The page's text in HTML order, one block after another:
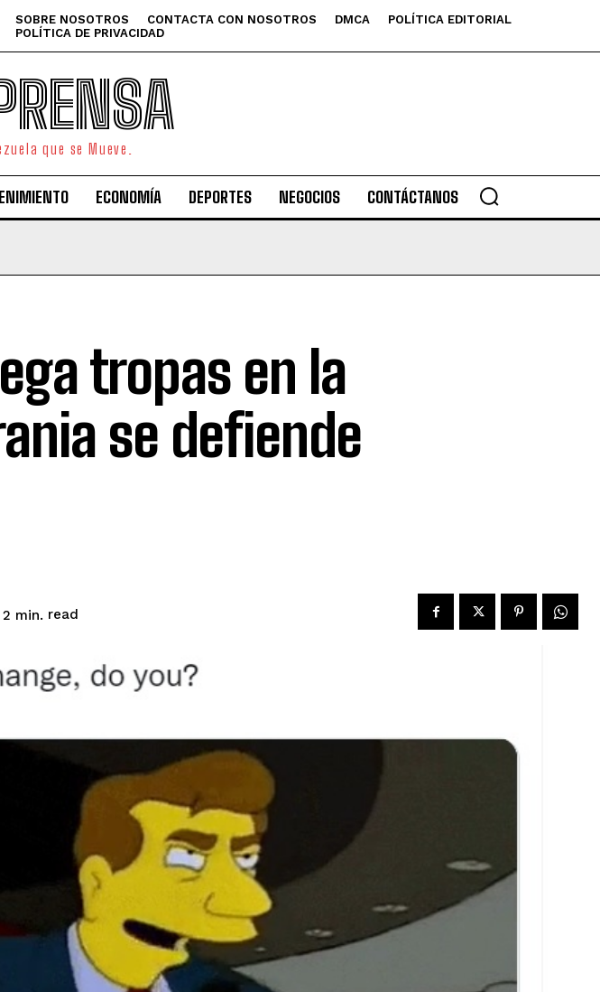
SOBRE NOSOTROS CONTACTA CON NOSOTROS DMCA
POLÍTICA EDITORIAL
POLÍTICA DE PRIVACIDAD
que se Mueve.
ECONOMÍA DEPORTES NEGOCIOS CONTÁCTANOS
tropas en la
se defiende
2 min. read